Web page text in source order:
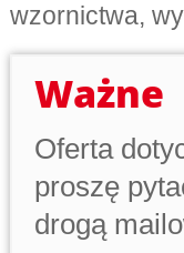
wzornictwa,
Ważne
Oferta
proszę
drogą